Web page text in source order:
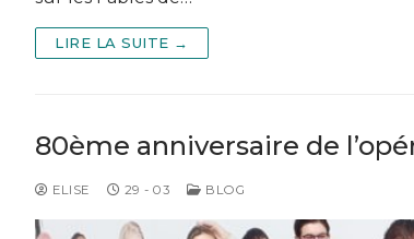
LIRE LA SUITE →
80ème anniversaire de
ELISE 29 - 03 BLOG